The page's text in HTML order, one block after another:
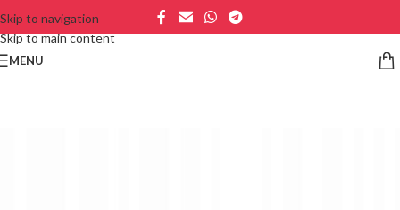
Skip to navigation
Skip to main content
MENU